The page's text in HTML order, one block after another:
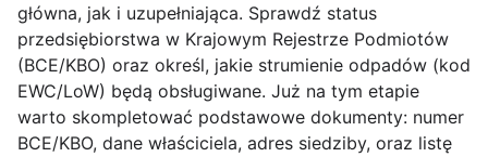
główna, jak i uzupełniająca. Sprawdź status
przedsiębiorstwa w Krajowym Rejestrze Podmiotów
(BCE/KBO) oraz określ, jakie strumienie odpadów (kod
EWC/LoW) będą obsługiwane. Już na tym etapie
warto skompletować podstawowe dokumenty: numer
BCE/KBO, dane właściciela, adres siedziby, oraz listę